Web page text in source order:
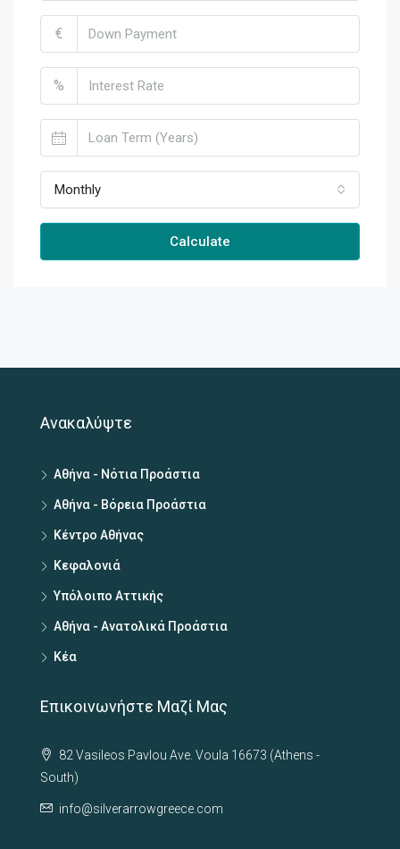
€
%
Monthly
Calculate
Ανακαλύψτε
Αθήνα - Νότια Προάστια
Αθήνα - Βόρεια Προάστια
Κέντρο Αθήνας
Κεφαλονιά
Υπόλοιπο Αττικής
Αθήνα - Ανατολικά Προάστια
Κέα
Επικοινωνήστε Μαζί Μας
82 Vasileos Pavlou Ave. Voula 16673 (Athens -
South)
info@silverarrowgreece.com